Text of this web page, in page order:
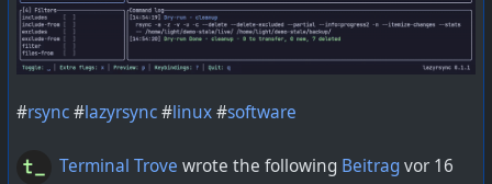
#rsync#lazyrsync#linux#software
Terminal Trove wrote the following Beitragvor 16